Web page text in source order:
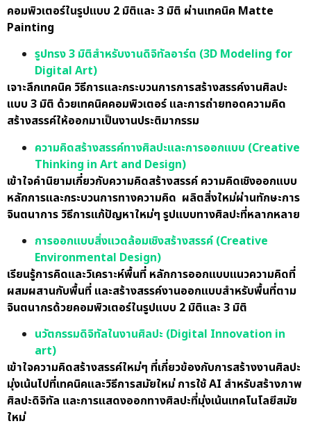
คอมพิวเตอร์ในรูปแบบ 2 มิติและ 3 มิติ ผ่านเทคนิค Matte
Painting
รูปทรง 3 มิติสำหรับงานดิจิทัลอาร์ต (3D Modeling for
Digital Art)
เจาะลึกเทคนิค วิธีการและกระบวนการการสร้างสรรค์งานศิลปะ
แบบ 3 มิติ ด้วยเทคนิคคอมพิวเตอร์ และการถ่ายทอดความคิด
สร้างสรรค์ให้ออกมาเป็นงานประติมากรรม
ความคิดสร้างสรรค์ทางศิลปะและการออกแบบ (Creative
Thinking in Art and Design)
เข้าใจคำนิยามเกี่ยวกับความคิดสร้างสรรค์ ความคิดเชิงออกแบบ
หลักการและกระบวนการทางความคิด ผลิตสิ่งใหม่ผ่านทักษะการ
จินตนาการ วิธีการแก้ปัญหาใหม่ๆ รูปแบบทางศิลปะที่หลากหลาย
การออกแบบสิ่งแวดล้อมเชิงสร้างสรรค์ (Creative
Environmental Design)
เรียนรู้การคิดและวิเคราะห์พื้นที่ หลักการออกแบบแนวความคิดที่
ผสมผสานกับพื้นที่ และสร้างสรรค์งานออกแบบสำหรับพื้นที่ตาม
จินตนากรด้วยคอมพิวเตอร์ในรูปแบบ 2 มิติและ 3 มิติ
นวัตกรรมดิจิทัลในงานศิลปะ (Digital Innovation in
art)
เข้าใจความคิดสร้างสรรค์ใหม่ๆ ที่เกี่ยวข้องกับการสร้างงานศิลปะ
มุ่งเน้นไปที่เทคนิคและวิธีการสมัยใหม่ การใช้ AI สำหรับสร้างภาพ
ศิลปะดิจิทัล และการแสดงออกทางศิลปะที่มุ่งเน้นเทคโนโลยีสมัย
ใหม่